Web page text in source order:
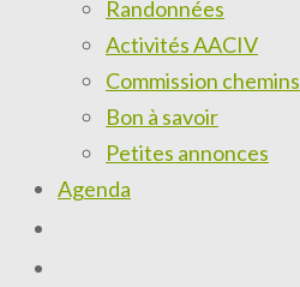
Randonnées
Activités AACIV
Commission chemins
Bon à savoir
Petites annonces
Agenda